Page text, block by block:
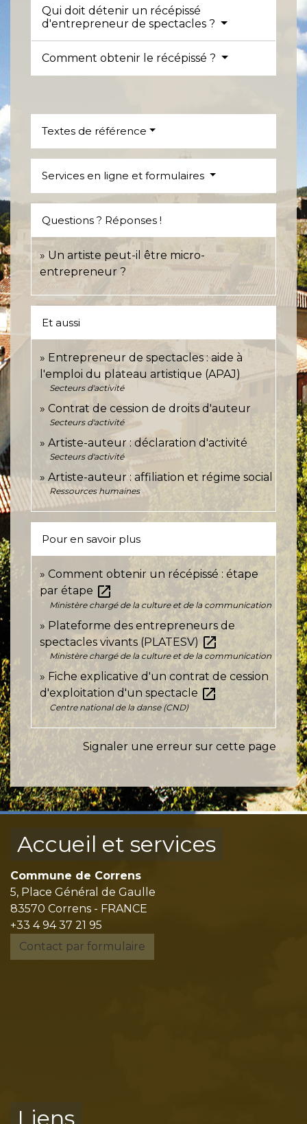
Qui doit détenir un récépissé
d'entrepreneur de spectacles ?
Comment obtenir le récépissé ?
Textes de référence
Services en ligne et formulaires
Questions ? Réponses !
Un artiste peut-il être micro-
entrepreneur ?
Et aussi
Entrepreneur de spectacles : aide à
l'emploi du plateau artistique (APAJ)
Secteurs d'activité
Contrat de cession de droits d'auteur
Secteurs d'activité
Artiste-auteur : déclaration d'activité
Secteurs d'activité
Artiste-auteur : affiliation et régime social
Ressources humaines
Pour en savoir plus
Comment obtenir un récépissé : étape
par étape open_in_new
Ministère chargé de la culture et de la communication
Plateforme des entrepreneurs de
spectacles vivants (PLATESV) open_in_new
Ministère chargé de la culture et de la communication
Fiche explicative d'un contrat de cession
d'exploitation d'un spectacle open_in_new
Centre national de la danse (CND)
Signaler une erreur sur cette page
Accueil et services
Commune de Correns
5, Place Général de Gaulle
83570 Correns - FRANCE
+33 4 94 37 21 95
Contact par formulaire
Liens